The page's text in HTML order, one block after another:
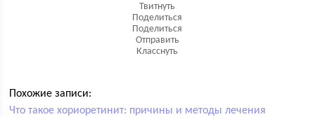
Твитнуть
Поделиться
Поделиться
Отправить
Класснуть
Похожие записи:
Что такое хориоретинит: причины и методы лечения